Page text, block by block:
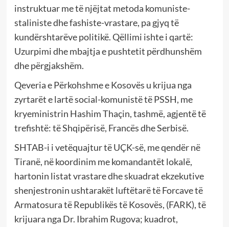
instruktuar me të njëjtat metoda komuniste-
staliniste dhe fashiste-vrastare, pa gjyq të
kundërshtarëve politikë. Qëllimi ishte i qartë:
Uzurpimi dhe mbajtja e pushtetit përdhunshëm
dhe përgjakshëm.
Qeveria e Përkohshme e Kosovës u krijua nga
zyrtarët e lartë social-komunistë të PSSH, me
kryeministrin Hashim Thaçin, tashmë, agjentë të
trefishtë: të Shqipërisë, Francës dhe Serbisë.
SHTAB-i i vetëquajtur të UÇK-së, me qendër në
Tiranë, në koordinim me komandantët lokalë,
hartonin listat vrastare dhe skuadrat ekzekutive
shenjestronin ushtarakët luftëtarë të Forcave të
Armatosura të Republikës të Kosovës, (FARK), të
krijuara nga Dr. Ibrahim Rugova; kuadrot,